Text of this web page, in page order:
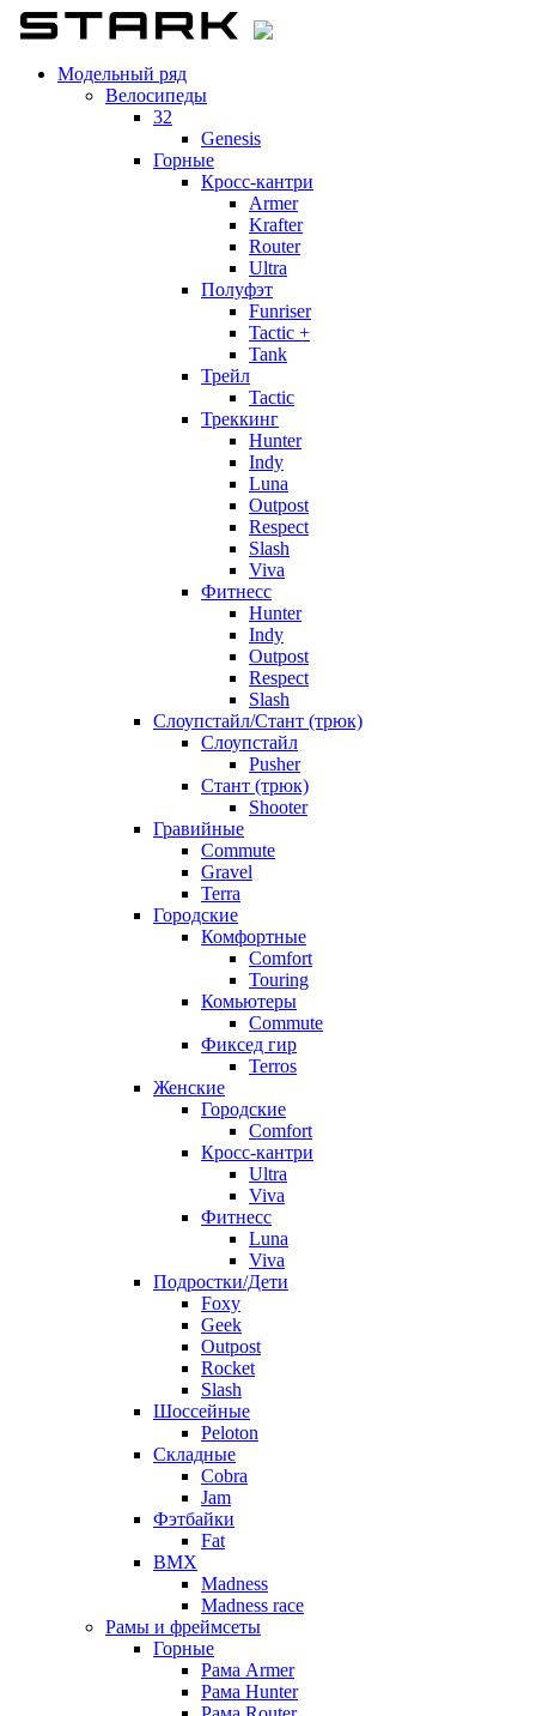
Модельный ряд
Велосипеды
32
Genesis
Горные
Кросс-кантри
Armer
Krafter
Router
Ultra
Полуфэт
Funriser
Tactic +
Tank
Трейл
Tactic
Треккинг
Hunter
Indy
Luna
Outpost
Respect
Slash
Viva
Фитнесс
Hunter
Indy
Outpost
Respect
Slash
Слоупстайл/Стант (трюк)
Слоупстайл
Pusher
Стант (трюк)
Shooter
Гравийные
Commute
Gravel
Terra
Городские
Комфортные
Comfort
Touring
Комьютеры
Commute
Фиксед гир
Terros
Женские
Городские
Comfort
Кросс-кантри
Ultra
Viva
Фитнесс
Luna
Viva
Подростки/Дети
Foxy
Geek
Outpost
Rocket
Slash
Шоссейные
Peloton
Складные
Cobra
Jam
Фэтбайки
Fat
BMX
Madness
Madness race
Рамы и фреймсеты
Горные
Рама Armer
Рама Hunter